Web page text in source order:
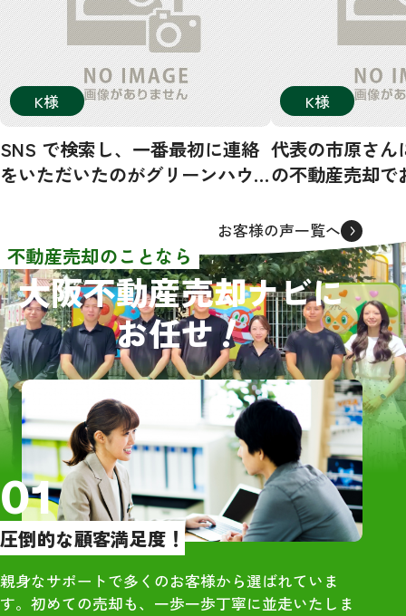
K様
SNS で検索し、一番最初に連絡
をいただいたのがグリーンハウ
者から連絡をいただきました
が、面談をしたのは3社でした。
売買価格や条件等はほぼ同じで
した。その中でグリーンハウジ
ングさんを選んだ理由として、
担当者の大橋さんが一番若く誠
実に感じたからです。
依頼してからほぼ2ヶ月という短
期間で売買契約を結ぶことがで
き感謝しております。また、引
っ越しの際にも大橋さんに立ち
会っていただき、引っ越し先が
遠隔地だったので不用品等の後
始末もお願いすることができ、
大変助かりました。
直感でグリーンハウジングの大
K様
代表の市原さん
の不動産売却で
同級生でもあり
も踏まえてレビ
【物件概要】
・大阪市住吉区
築、4DK、木造
RC）
・雨漏りや床抜
あり
【訪問査定】
・地域相場を把
際の売却価格に
・大手は高額査
で、最終売却額
お客様の声一覧へ
不動産売却のことなら
大阪不動産売却ナビに
お任せ！
01
圧倒的な顧客満足度！
親身なサポートで多くのお客様から選ばれていま
す。初めての売却も、一歩一歩丁寧に並走いたしま